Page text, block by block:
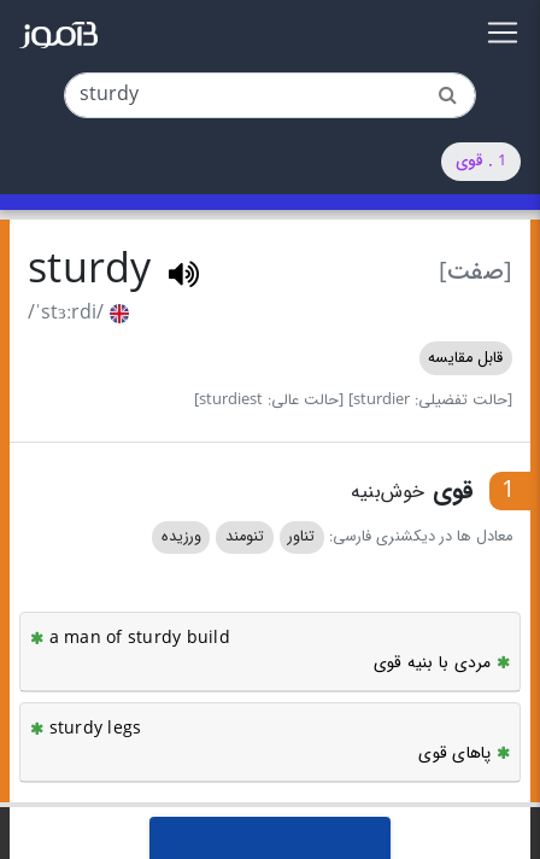
1 . قوی
[صفت] sturdy
/ˈstɜːrdi/
قابل مقایسه
[حالت تفضیلی: sturdier]
[حالت عالی: sturdiest]
1 قوی خوش‌بنیه
معادل ها در دیکشنری فارسی: تناور تنومند ورزیده
a man of sturdy build
مردی با بنیه قوی
sturdy legs
پاهای قوی